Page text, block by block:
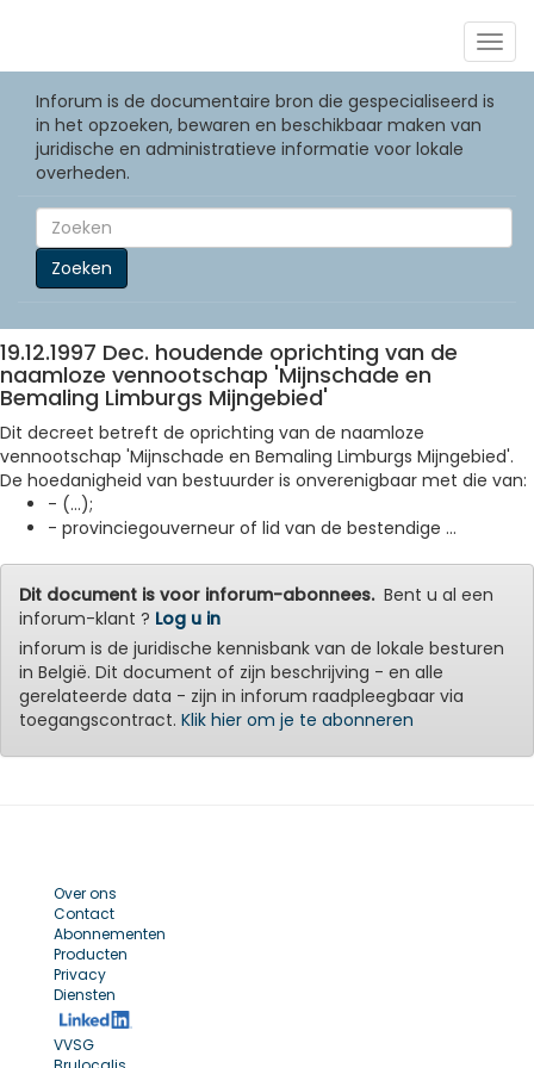
Inforum is de documentaire bron die gespecialiseerd is
in het opzoeken, bewaren en beschikbaar maken van
juridische en administratieve informatie voor lokale
overheden.
Zoeken
19.12.1997 Dec. houdende oprichting van de
naamloze vennootschap 'Mijnschade en
Bemaling Limburgs Mijngebied'
Dit decreet betreft de oprichting van de naamloze
vennootschap 'Mijnschade en Bemaling Limburgs Mijngebied'.
De hoedanigheid van bestuurder is onverenigbaar met die van:
- (...);
- provinciegouverneur of lid van de bestendige ...
Dit document is voor inforum-abonnees.Bent u al een
inforum-klant ? Log u in
inforum is de juridische kennisbank van de lokale besturen
in België. Dit document of zijn beschrijving - en alle
gerelateerde data - zijn in inforum raadpleegbaar via
toegangscontract. Klik hier om je te abonneren
Over ons
Contact
Abonnementen
Producten
Privacy
Diensten
VVSG